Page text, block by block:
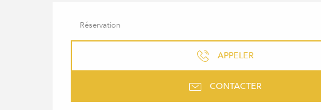
Réservation
APPELER
CONTACTER